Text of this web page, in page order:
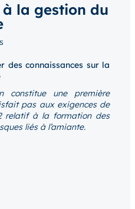
la gestion du
des connaissances sur la
constitue une première
pas aux exigences de
relatif à la formation des
liés à l’amiante.